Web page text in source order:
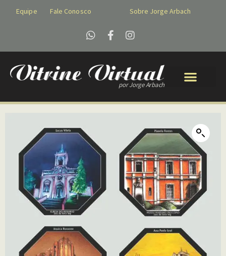
Equipe Fale Conosco Sobre Jorge Arbach
por Jorge Arbach